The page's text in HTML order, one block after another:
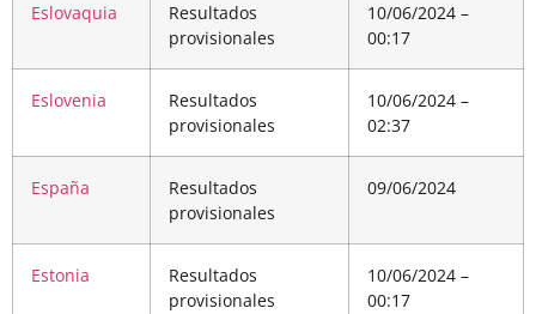
Eslovaquia
Resultados
provisionales
10/06/2024 –
00:17
Eslovenia
Resultados
provisionales
10/06/2024 –
02:37
España
Resultados
provisionales
09/06/2024
Estonia
Resultados
provisionales
10/06/2024 –
00:17